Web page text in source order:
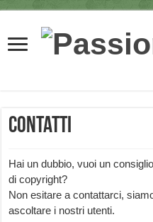
Contatti
Hai un dubbio, vuoi un
di copyright?
Non esitare a contattarci,
ascoltare i nostri utenti.